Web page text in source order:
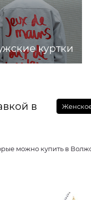
куртки
в
которые можно купить в